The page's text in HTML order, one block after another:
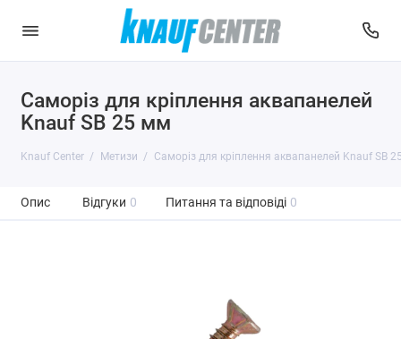
Саморіз для кріплення аквапанелей
Knauf SB 25 мм
Knauf Center Метизи Саморіз для кріплення аквапанелей Knauf SB
Опис Відгуки 0 Питання та відповіді 0